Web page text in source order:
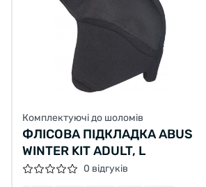
Комплектуючі до шоломів
ФЛІСОВА ПІДКЛАДКА ABUS
WINTER KIT ADULT, L
0 відгуків